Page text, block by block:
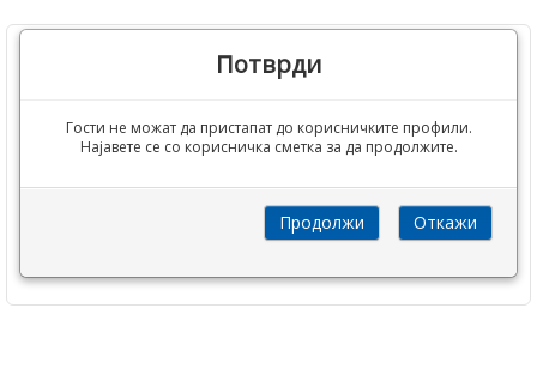
Потврди
Гости не можат да пристапат до корисничките профили.
Најавете се со корисничка сметка за да продолжите.